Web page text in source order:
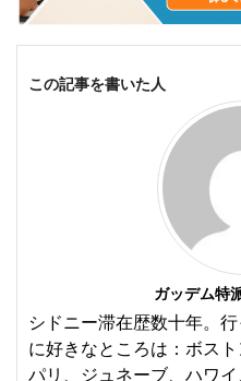
この記事を書いた人
ガッデム特
シドニー滞在歴数十年。
に好きなところは：ボス
パリ、ジュネーブ、ハワイ